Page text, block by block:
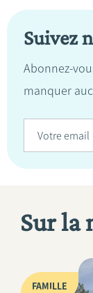
Suivez
Abonnez-
manquer
Sur la
FAMILLE